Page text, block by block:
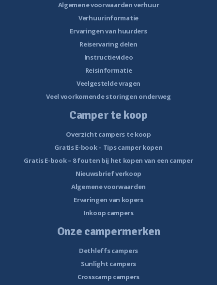
Algemene voorwaarden verhuur
Verhuurinformatie
Ervaringen van huurders
Reiservaring delen
Instructievideo
Reisinformatie
Veelgestelde vragen
Veel voorkomende storingen onderweg
Camper te koop
Overzicht campers te koop
Gratis E-book – Tips camper kopen
Gratis E-book – 8 fouten bij het kopen van een camper
Nieuwsbrief verkoop
Algemene voorwaarden
Ervaringen van kopers
Inkoop campers
Onze campermerken
Dethleffs campers
Sunlight campers
Crosscamp campers